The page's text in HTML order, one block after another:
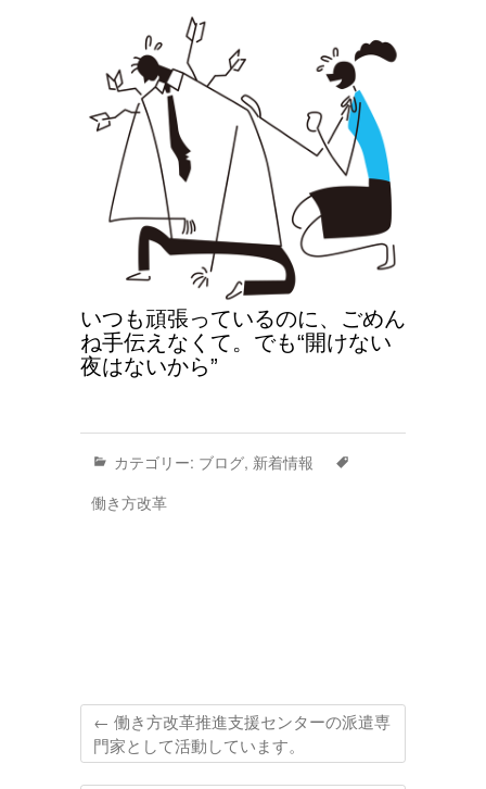
いつも頑張っているのに、ごめん
ね手伝えなくて。でも“開けない
夜はないから”
カテゴリー: ブログ, 新着情報
働き方改革
← 働き方改革推進支援センターの派遣専
門家として活動しています。